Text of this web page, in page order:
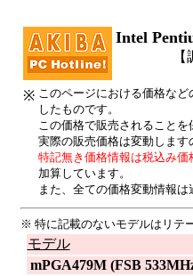
Intel
※ このページにおける価格な
したものです。
この価格で販売されることを
実際の販売価格は変動しま
特記無き価格情報は税込み価
加算しています。
また、全ての価格変動情報
※ 特に記載のないモデルはリテ
モデル
mPGA479M (FSB